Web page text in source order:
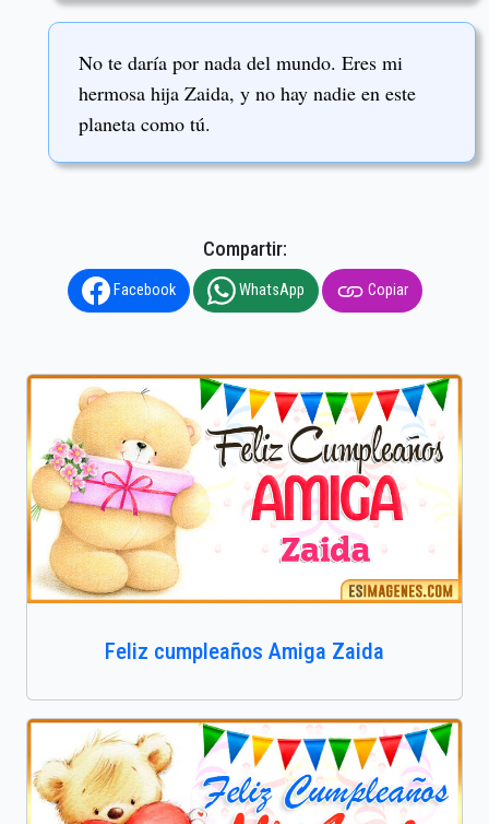
No te daría por nada del mundo. Eres mi
hermosa hija Zaida, y no hay nadie en este
planeta como tú.
Compartir:
Facebook WhatsApp Copiar
Feliz cumpleaños Amiga Zaida